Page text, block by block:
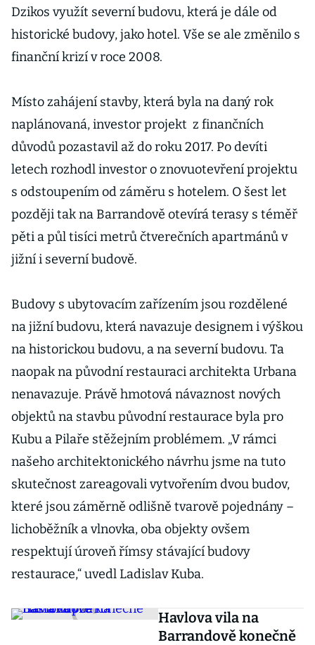
Dzikos využít severní budovu, která je dále od
historické budovy, jako hotel. Vše se ale změnilo s
finanční krizí v roce 2008.
Místo zahájení stavby, která byla na daný rok
naplánovaná, investor projekt z finančních
důvodů pozastavil až do roku 2017. Po devíti
letech rozhodl investor o znovuotevření projektu
s odstoupením od záměru s hotelem. O šest let
později tak na Barrandově otevírá terasy s téměř
pěti a půl tisíci metrů čtverečních apartmánů v
jižní i severní budově.
Budovy s ubytovacím zařízením jsou rozdělené
na jižní budovu, která navazuje designem i výškou
na historickou budovu, a na severní budovu. Ta
naopak na původní restauraci architekta Urbana
nenavazuje. Právě hmotová návaznost nových
objektů na stavbu původní restaurace byla pro
Kubu a Pilaře stěžejním problémem. „V rámci
našeho architektonického návrhu jsme na tuto
skutečnost zareagovali vytvořením dvou budov,
které jsou záměrně odlišně tvarově pojednány –
lichoběžník a vlnovka, oba objekty ovšem
respektují úroveň římsy stávající budovy
restaurace,“ uvedl Ladislav Kuba.
Havlova vila na
Barrandově konečně